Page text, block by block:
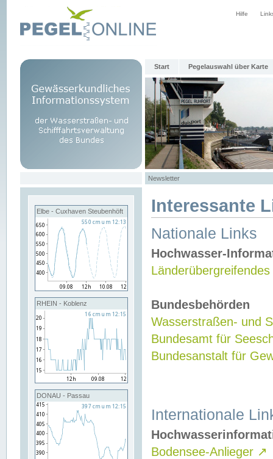
Hilfe
Start Pegelauswahl über Karte
Newsletter
Elbe - Cuxhaven Steubenhöft
RHEIN - Koblenz
DONAU - Passau
Interessante
Nationale Links
Hochwasser-
Bundesbehörden
Wasserstraßen- und
Bundesamt für
Bundesanstalt für
Internationale
Bodensee-Anlieger ↗